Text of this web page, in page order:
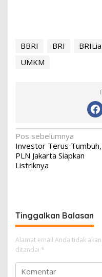
BBRI BRI
UMKM
N
a
v
a
s
i
p
o
Pos sebelumnya
Investor Terus Tumbuh,
PLN Jakarta Siapkan
Listriknya
Tinggalkan Balasan
Alamat email Anda tidak
ditandai *